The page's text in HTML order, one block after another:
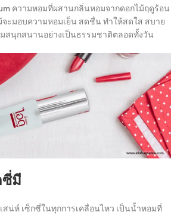
ความหอมที่ผสานกลิ่นหอมจากดอกไม้ฤดูร้อน
ะมอบความหอมเย็น สดชื่น ทำให้สดใส สบาย
สนุกสนานอย่างเป็นธรรมชาติตลอดทั้งวัน
ซี่มี
สน่ห์ เซ็กซี่ในทุกการเคลื่อนไหว เป็นน้ำหอมที่